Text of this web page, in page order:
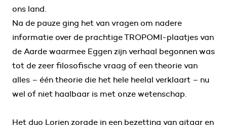
ons land.
Na de pauze ging het van vragen om nadere
informatie over de prachtige TROPOMI-plaatjes van
de Aarde waarmee Eggen zijn verhaal begonnen was
tot de zeer filosofische vraag of een theorie van
alles – één theorie die het hele heelal verklaart – nu
wel of niet haalbaar is met onze wetenschap.
Het duo Lorien zorgde in een bezetting van gitaar en